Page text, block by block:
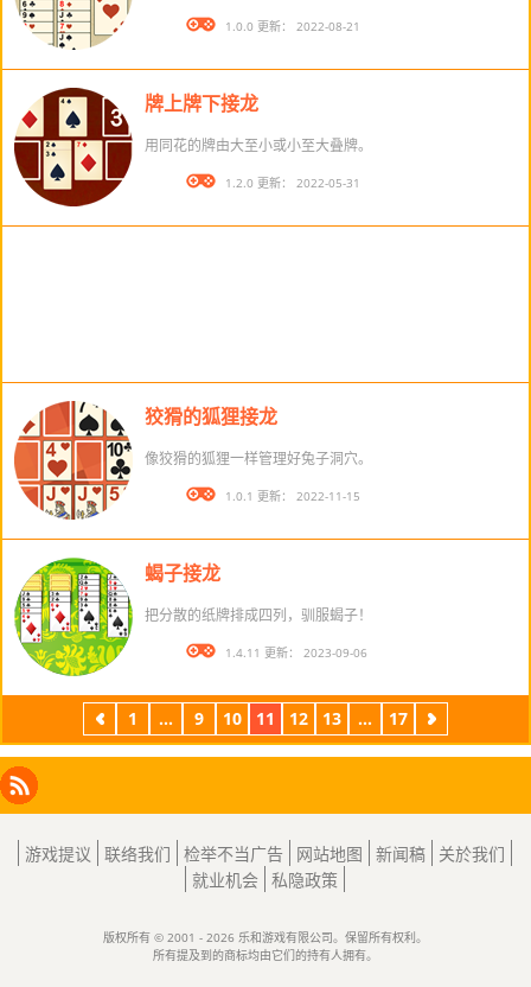
版本： 1.0.0 更新： 2022-08-21
牌上牌下接龙
用同花的牌由大至小或小至大叠牌。
版本： 1.2.0 更新： 2022-05-31
狡猾的狐狸接龙
像狡猾的狐狸一样管理好兔子洞穴。
版本： 1.0.1 更新： 2022-11-15
蝎子接龙
把分散的纸牌排成四列，驯服蝎子！
版本： 1.4.11 更新： 2023-09-06
上
一
1 ... 9 10 11 12 13 ... 17
下
一
Facebook
Instagram
X
LinkedIn
RSS
游戏提议 联络我们 检举不当广告 网站地图 新闻稿
关於我们
就业机会 私隐政策
版权所有 © 2001 - 2026 乐和游戏有限公司。保留所有权利。
所有提及到的商标均由它们的持有人拥有。